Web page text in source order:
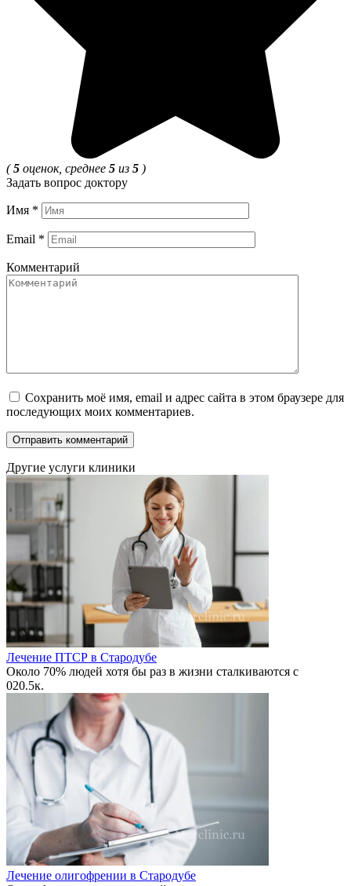
(5 оценок, среднее 5 из 5 )
Задать вопрос доктору
Имя *
Email *
Комментарий
Сохранить моё имя, email и адрес сайта в этом браузере для
последующих моих комментариев.
Другие услуги клиники
Лечение ПТСР в Стародубе
Около 70% людей хотя бы раз в жизни сталкиваются с
020.5к.
Лечение олигофрении в Стародубе